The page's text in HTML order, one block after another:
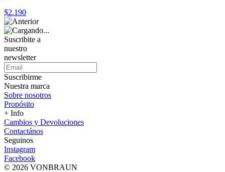
$2.190
Suscribite a
nuestro
newsletter
Suscribirme
Nuestra marca
Sobre nosotros
Propósito
+ Info
Cambios y Devoluciones
Contactános
Seguinos
Instagram
Facebook
© 2026 VONBRAUN